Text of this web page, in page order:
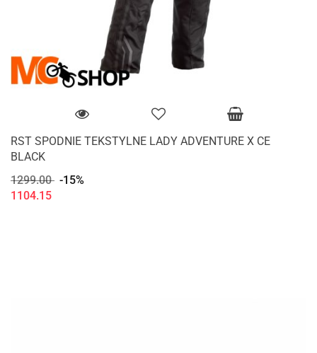
RST SPODNIE TEKSTYLNE LADY ADVENTURE X CE
BLACK
1299.00 -15%
1104.15